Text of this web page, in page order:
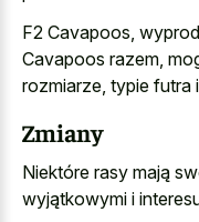
F2 Cavapoos,
Cavapoos razem,
rozmiarze, typie futra
Zmiany
Niektóre rasy mają
wyjątkowymi i